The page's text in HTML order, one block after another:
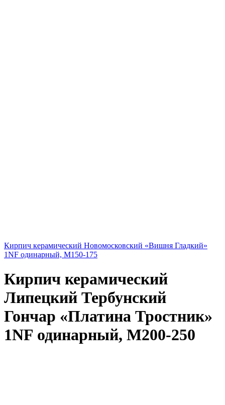
Кирпич керамический Новомосковский «Вишня Гладкий»
1NF одинарный, М150-175
Кирпич керамический
Липецкий Тербунский
Гончар «Платина Тростник»
1NF одинарный, М200-250